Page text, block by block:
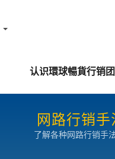
认识環球暢貨行销
网路行销
了解各种网路行销手